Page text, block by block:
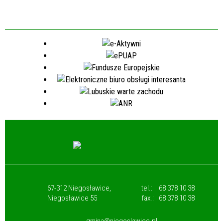
67-312 Niegosławice,
Niegosławice 55
tel.:
68 378 10 38
fax.:
68 378 10 38